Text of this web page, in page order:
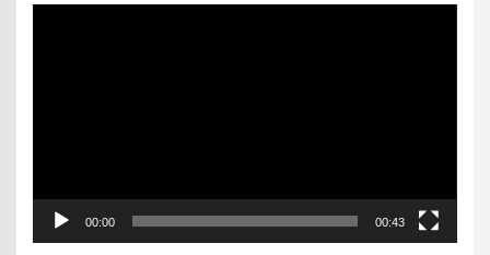
Video-
00:00 00:43